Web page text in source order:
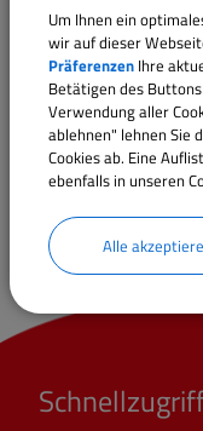
Therapien, ebenso
Um Ihnen ein
wir auf dieser
Präferenzen Ihre
Betätigen des
Verwendung aller
ablehnen" lehnen Sie
Cookies ab. Eine
ebenfalls in unseren
Alle